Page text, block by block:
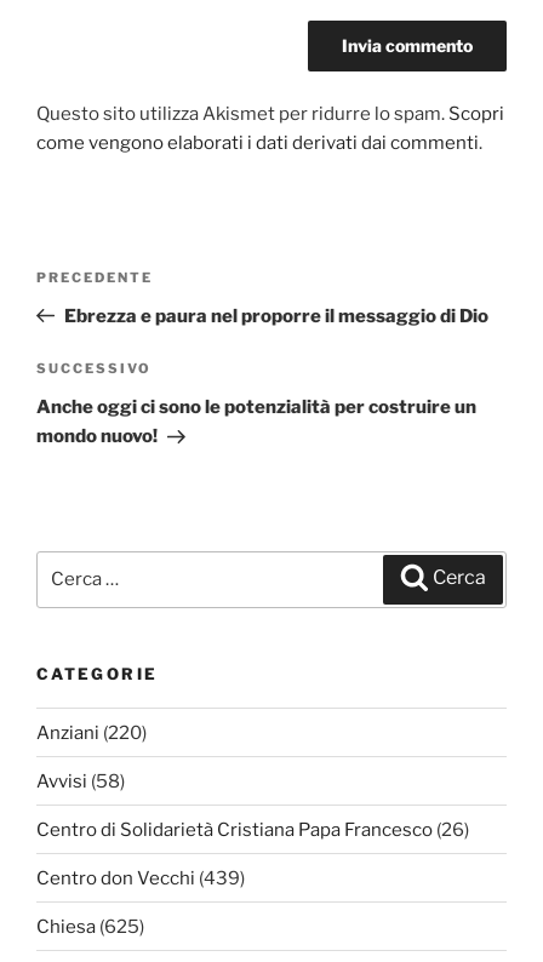
Questo sito utilizza Akismet per ridurre lo spam. Scopri
come vengono elaborati i dati derivati dai commenti.
Navigazione
Articolo
precedente:
PRECEDENTE
Ebrezza e paura nel proporre il messaggio di Dio
Articolo
successivo
SUCCESSIVO
Anche oggi ci sono le potenzialità per costruire un
mondo nuovo!
Cerca:
Cerca
CATEGORIE
Anziani (220)
Avvisi (58)
Centro di Solidarietà Cristiana Papa Francesco (26)
Centro don Vecchi (439)
Chiesa (625)